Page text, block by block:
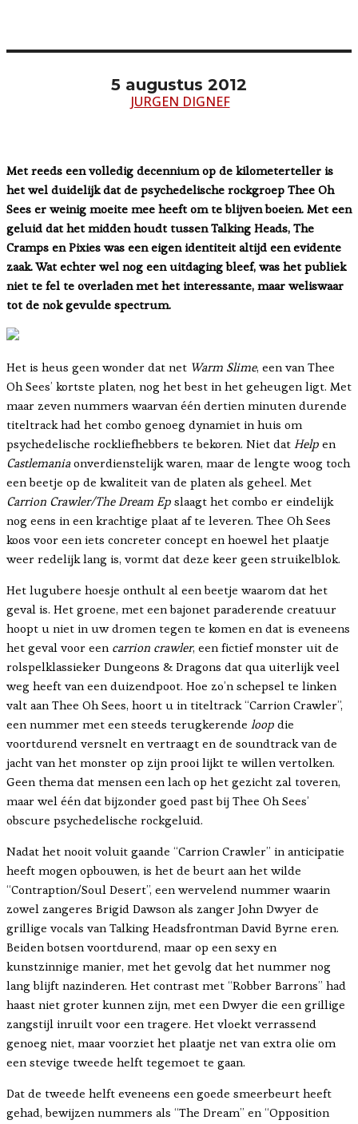
5 augustus 2012
JURGEN DIGNEF
Met reeds een volledig decennium op de kilometerteller is
het wel duidelijk dat de psychedelische rockgroep Thee Oh
Sees er weinig moeite mee heeft om te blijven boeien. Met een
geluid dat het midden houdt tussen Talking Heads, The
Cramps en Pixies was een eigen identiteit altijd een evidente
zaak. Wat echter wel nog een uitdaging bleef, was het publiek
niet te fel te overladen met het interessante, maar weliswaar
tot de nok gevulde spectrum.
Het is heus geen wonder dat net Warm Slime, een van Thee
Oh Sees’ kortste platen, nog het best in het geheugen ligt. Met
maar zeven nummers waarvan één dertien minuten durende
titeltrack had het combo genoeg dynamiet in huis om
psychedelische rockliefhebbers te bekoren. Niet dat Help en
Castlemaniaonverdienstelijk waren, maar de lengte woog toch
een beetje op de kwaliteit van de platen als geheel. Met
Carrion Crawler/The Dream Ep slaagt het combo er eindelijk
nog eens in een krachtige plaat af te leveren. Thee Oh Sees
koos voor een iets concreter concept en hoewel het plaatje
weer redelijk lang is, vormt dat deze keer geen struikelblok.
Het lugubere hoesje onthult al een beetje waarom dat het
geval is. Het groene, met een bajonet paraderende creatuur
hoopt u niet in uw dromen tegen te komen en dat is eveneens
het geval voor een carrion crawler, een fictief monster uit de
rolspelklassieker Dungeons & Dragons dat qua uiterlijk veel
weg heeft van een duizendpoot. Hoe zo’n schepsel te linken
valt aan Thee Oh Sees, hoort u in titeltrack “Carrion Crawler”,
een nummer met een steeds terugkerende loop die
voortdurend versnelt en vertraagt en de soundtrack van de
jacht van het monster op zijn prooi lijkt te willen vertolken.
Geen thema dat mensen een lach op het gezicht zal toveren,
maar wel één dat bijzonder goed past bij Thee Oh Sees’
obscure psychedelische rockgeluid.
Nadat het nooit voluit gaande “Carrion Crawler” in anticipatie
heeft mogen opbouwen, is het de beurt aan het wilde
“Contraption/Soul Desert”, een wervelend nummer waarin
zowel zangeres Brigid Dawson als zanger John Dwyer de
grillige vocals van Talking Headsfrontman David Byrne eren.
Beiden botsen voortdurend, maar op een sexy en
kunstzinnige manier, met het gevolg dat het nummer nog
lang blijft nazinderen. Het contrast met “Robber Barrons” had
haast niet groter kunnen zijn, met een Dwyer die een grillige
zangstijl inruilt voor een tragere. Het vloekt verrassend
genoeg niet, maar voorziet het plaatje net van extra olie om
een stevige tweede helft tegemoet te gaan.
Dat de tweede helft eveneens een goede smeerbeurt heeft
gehad, bewijzen nummers als “The Dream” en “Opposition